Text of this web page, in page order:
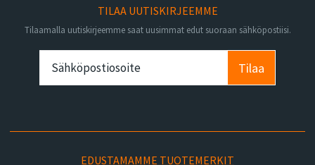
TILAA UUTISKIRJEEMME
Tilaamalla uutiskirjeemme saat uusimmat edut suoraan sähköpostiisi.
Tilaa
EDUSTAMAMME TUOTEMERKIT